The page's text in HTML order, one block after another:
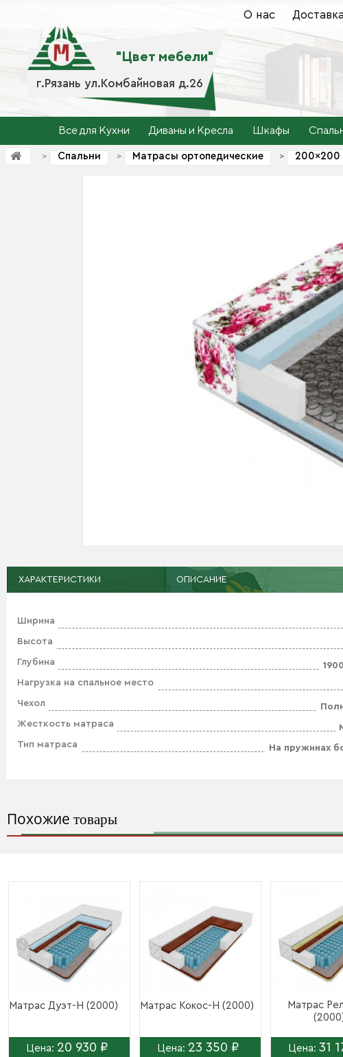
г.Рязань ул.Комбайновая д.26
"Цвет мебели"
О нас
Все для Кухни Диваны и Кресла Шкафы
> Спальни > Матрасы ортопедические >
> 200×200
ХАРАКТЕРИСТИКИ ОПИСАНИЕ
Ширина
Высота
Глубина
Нагрузка на спальное место
Чехол
Жесткость матраса
Тип матраса
На пружинах
Похожие товары
Матрас Дуэт-Н (2000)
Цена: 20 930 ₽
Матрас Кокос-Н (2000)
Цена: 23 350 ₽
Матрас
Цена: 31